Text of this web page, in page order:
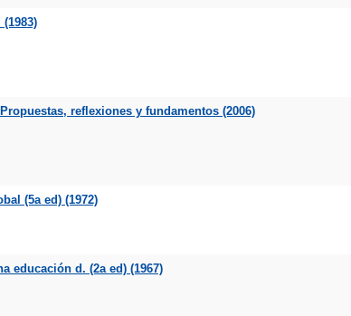
reflexiones y fundamentos (2006)
(5a ed) (1972)
educación d. (2a ed) (1967)